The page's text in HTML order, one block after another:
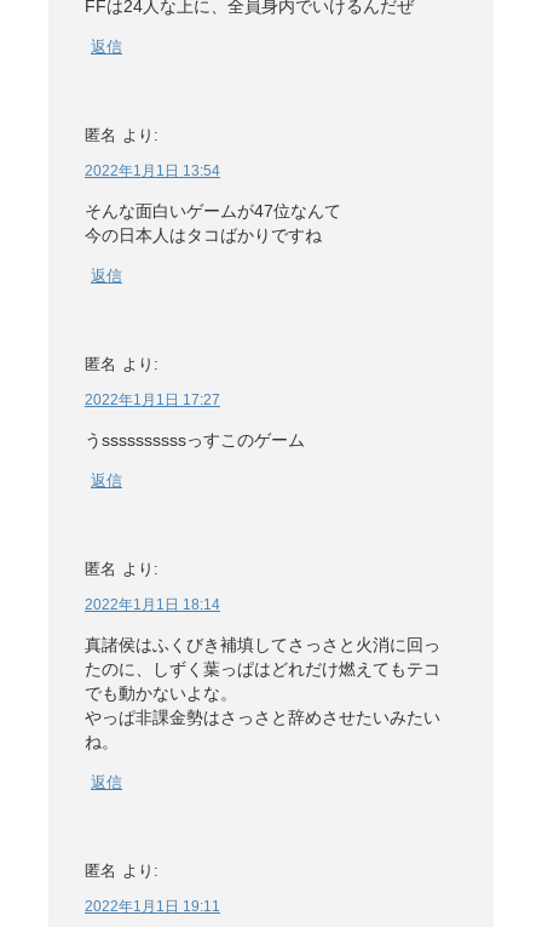
FFは24人な上に、全員身内でいけるんだぜ
返信
匿名 より:
2022年1月1日 13:54
そんな面白いゲームが47位なんて
今の日本人はタコばかりですね
返信
匿名 より:
2022年1月1日 17:27
うssssssssssっすこのゲーム
返信
匿名 より:
2022年1月1日 18:14
真諸侯はふくびき補填してさっさと火消に回っ
たのに、しずく葉っぱはどれだけ燃えてもテコ
でも動かないよな。
やっぱ非課金勢はさっさと辞めさせたいみたい
ね。
返信
匿名 より:
2022年1月1日 19:11